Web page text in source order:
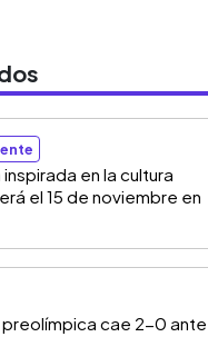
en la cultura
el 15 de noviembre en
cae 2-0 ante